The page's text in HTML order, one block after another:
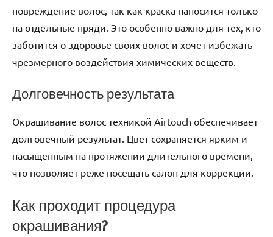
повреждение волос, так как краска наносится только
на отдельные пряди. Это особенно важно для тех, кто
заботится о здоровье своих волос и хочет избежать
чрезмерного воздействия химических веществ.
Долговечность результата
Окрашивание волос техникой Airtouch обеспечивает
долговечный результат. Цвет сохраняется ярким и
насыщенным на протяжении длительного времени,
что позволяет реже посещать салон для коррекции.
Как проходит процедура
окрашивания?